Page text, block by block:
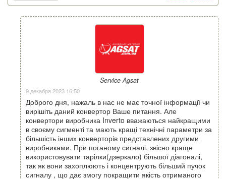
Service Agsat
9 декабря 2023 16:50
Доброго дня, нажаль в нас не має точної інформації чи
вирішіть даний конвертор Ваше питання. Але
конвертори виробника Inverto вважаються найкращими
в своєму сигменті та мають кращі технічні параметри за
більшість інших конверторів представлених другими
виробниками. При поганому сигналі, звісно краще
використовувати тарілки(дзеркало) більшої діагоналі,
так як вони захоплюють і концентрують більший пучок
сигналу , що дає змогу покращити якість отриманого